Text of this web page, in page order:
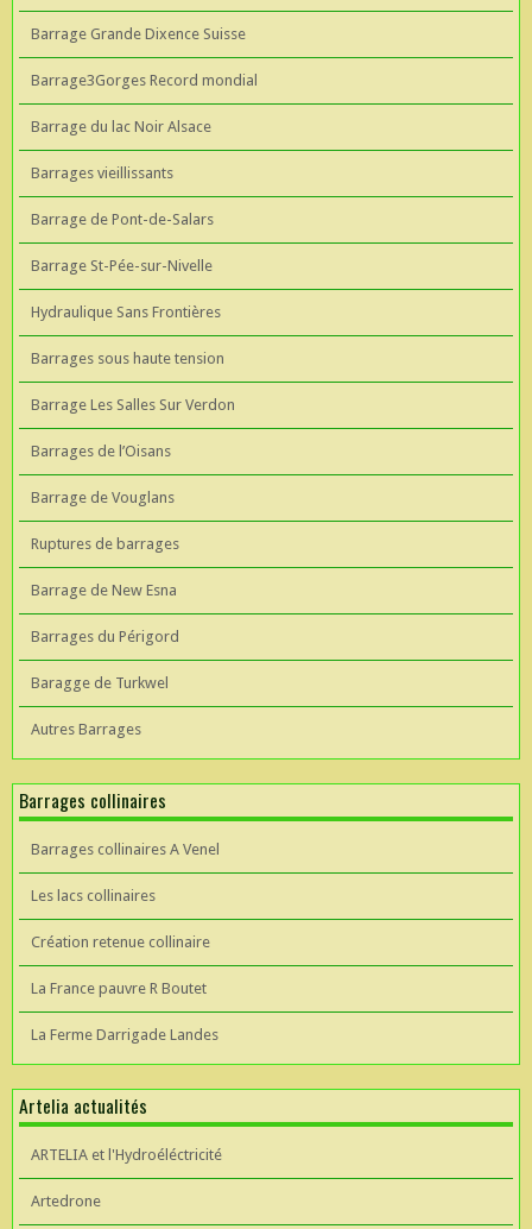
Barrage Grande Dixence Suisse
Barrage3Gorges Record mondial
Barrage du lac Noir Alsace
Barrages vieillissants
Barrage de Pont-de-Salars
Barrage St-Pée-sur-Nivelle
Hydraulique Sans Frontières
Barrages sous haute tension
Barrage Les Salles Sur Verdon
Barrages de l’Oisans
Barrage de Vouglans
Ruptures de barrages
Barrage de New Esna
Barrages du Périgord
Baragge de Turkwel
Autres Barrages
Barrages collinaires
Barrages collinaires A Venel
Les lacs collinaires
Création retenue collinaire
La France pauvre R Boutet
La Ferme Darrigade Landes
Artelia actualités
ARTELIA et l'Hydroéléctricité
Artedrone